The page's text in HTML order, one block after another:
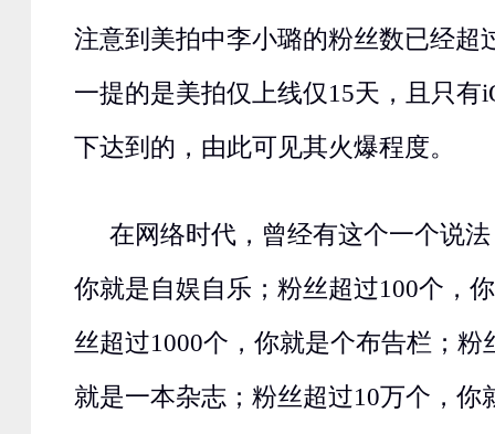
注意到美拍中李小璐的粉丝数已经
一提的是美拍仅上线仅15天，且只有
下达到的，由此可见其火爆程度。
在网络时代，曾经有这个一个说
你就是自娱自乐；粉丝超过100个，
丝超过1000个，你就是个布告栏；粉
就是一本杂志；粉丝超过10万个，你